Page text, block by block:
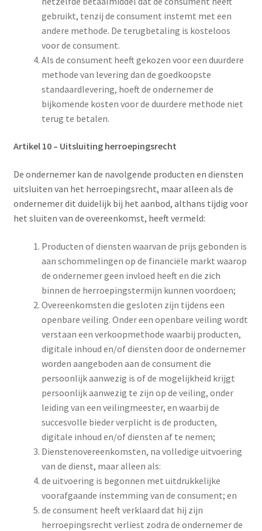
gebruikt, tenzij de consument instemt met een
andere methode. De terugbetaling is kosteloos
voor de consument.
Als de consument heeft gekozen voor een duurdere
methode van levering dan de goedkoopste
standaardlevering, hoeft de ondernemer de
bijkomende kosten voor de duurdere methode niet
terug te betalen.
Artikel 10 – Uitsluiting herroepingsrecht
De ondernemer kan de navolgende producten en diensten
uitsluiten van het herroepingsrecht, maar alleen als de
ondernemer dit duidelijk bij het aanbod, althans tijdig voor
het sluiten van de overeenkomst, heeft vermeld:
Producten of diensten waarvan de prijs gebonden is
aan schommelingen op de financiële markt waarop
de ondernemer geen invloed heeft en die zich
binnen de herroepingstermijn kunnen voordoen;
Overeenkomsten die gesloten zijn tijdens een
openbare veiling. Onder een openbare veiling wordt
verstaan een verkoopmethode waarbij producten,
digitale inhoud en/of diensten door de ondernemer
worden aangeboden aan de consument die
persoonlijk aanwezig is of de mogelijkheid krijgt
persoonlijk aanwezig te zijn op de veiling, onder
leiding van een veilingmeester, en waarbij de
succesvolle bieder verplicht is de producten,
digitale inhoud en/of diensten af te nemen;
Dienstenovereenkomsten, na volledige uitvoering
van de dienst, maar alleen als:
de uitvoering is begonnen met uitdrukkelijke
voorafgaande instemming van de consument; en
de consument heeft verklaard dat hij zijn
herroepingsrecht verliest zodra de ondernemer de